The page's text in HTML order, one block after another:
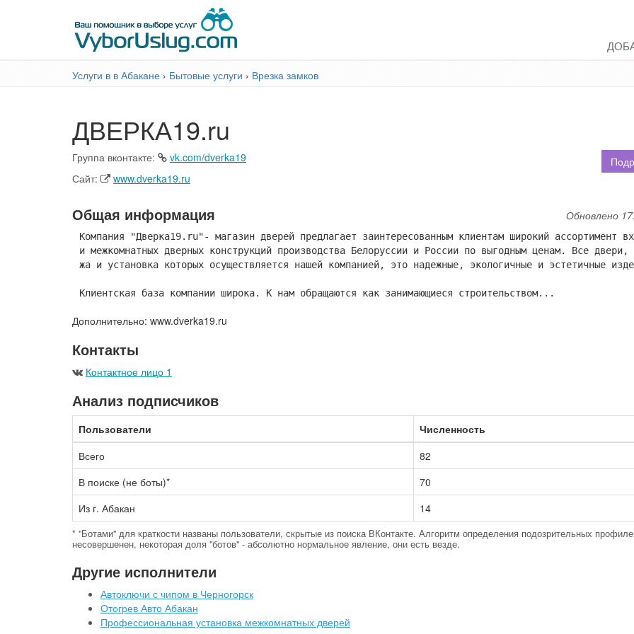
Услуги в в Абакане › Бытовые услуги › Врезка замков
ДВЕРКА19.ru
Группа вконтакте:
vk.com/dverka19
Сайт:
www.dverka19.ru
Общая информация Обновлено
Компания "Дверка19.ru"- магазин дверей предлагает заинтересованным клиентам широкий ассортимент
и межкомнатных дверных конструкций производства Белоруссии и России по выгодным ценам. Все двери,
жа и установка которых осуществляется нашей компанией, это надежные, экологичные и эстетичные
Клиентская база компании широка. К нам обращаются как занимающиеся строительством...
Дополнительно: www.dverka19.ru
Контакты
Контактное лицо 1
Анализ подписчиков
Пользователи
Численность
Всего
82
В поиске (не боты)*
70
Из г. Абакан
14
* "Ботами" для краткости названы пользователи, скрытые из поиска ВКонтакте. Алгоритм определения подозрительных
несовершенен, некоторая доля "ботов" - абсолютно нормальное явление, они есть везде.
Другие исполнители
Автоключи с чипом в Черногорск
Отогрев Авто Абакан
Профессиональная установка межкомнатных дверей